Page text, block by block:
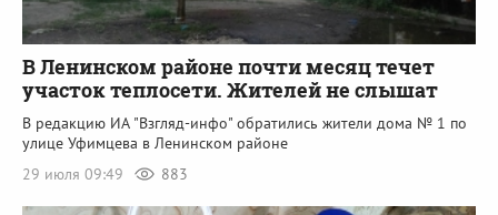
В Ленинском районе почти месяц течет
участок теплосети. Жителей не слышат
В редакцию ИА "Взгляд-инфо" обратились жители дома № 1 по
улице Уфимцева в Ленинском районе
29 июля 09:49
883